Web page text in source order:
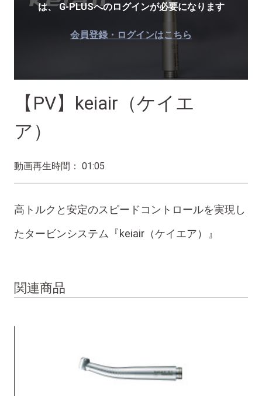
は、G-PLUSへのログインが必要になります
会員登録・ログインはこちら
【PV】keiair（ケイエ
ア）
動画再生時間： 01:05
高トルクと安定のスピードコントロールを実現し
たタービンシステム『keiair（ケイエア）』
関連商品